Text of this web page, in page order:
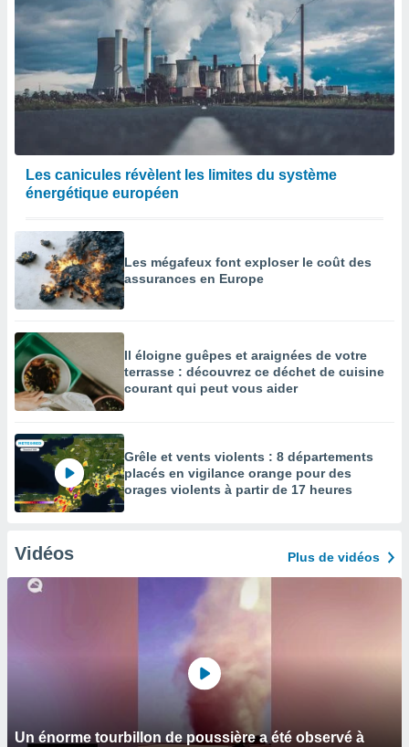
Les canicules révèlent les limites du système
énergétique européen
Les mégafeux font exploser le coût des
assurances en Europe
Il éloigne guêpes et araignées de votre
terrasse : découvrez ce déchet de cuisine
courant qui peut vous aider
Grêle et vents violents : 8 départements
placés en vigilance orange pour des
orages violents à partir de 17 heures
Vidéos Plus de vidéos
Un énorme tourbillon de poussière a été observé à